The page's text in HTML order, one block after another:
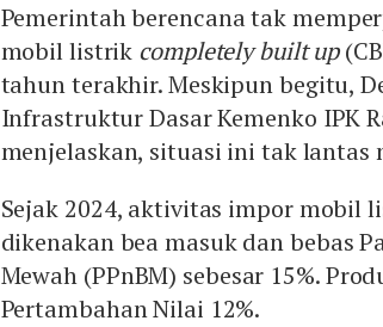
Pemerintah berencana tak
mobil listrik completely built up
tahun terakhir. Meskipun begitu,
Infrastruktur Dasar Kemenko IPK
menjelaskan, situasi ini tak lantas
Sejak 2024, aktivitas impor mobil
dikenakan bea masuk dan bebas
Mewah (PPnBM) sebesar 15%.
Pertambahan Nilai 12%.